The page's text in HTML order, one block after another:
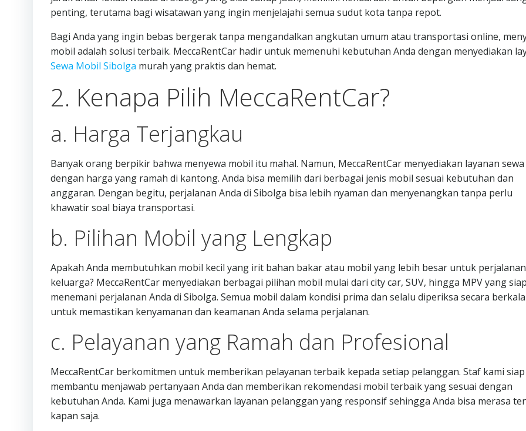
penting, terutama bagi wisatawan yang ingin menjelajahi semua sudut kota tanpa repot.
Bagi Anda yang ingin bebas bergerak tanpa mengandalkan angkutan umum atau transportasi online,
mobil adalah solusi terbaik. MeccaRentCar hadir untuk memenuhi kebutuhan Anda dengan menyediakan
Sewa Mobil Sibolga murah yang praktis dan hemat.
2. Kenapa Pilih MeccaRentCar?
a. Harga Terjangkau
Banyak orang berpikir bahwa menyewa mobil itu mahal. Namun, MeccaRentCar menyediakan layanan
dengan harga yang ramah di kantong. Anda bisa memilih dari berbagai jenis mobil sesuai kebutuhan dan
anggaran. Dengan begitu, perjalanan Anda di Sibolga bisa lebih nyaman dan menyenangkan tanpa perlu
khawatir soal biaya transportasi.
b. Pilihan Mobil yang Lengkap
Apakah Anda membutuhkan mobil kecil yang irit bahan bakar atau mobil yang lebih besar untuk perjalanan
keluarga? MeccaRentCar menyediakan berbagai pilihan mobil mulai dari city car, SUV, hingga MPV yang siap
menemani perjalanan Anda di Sibolga. Semua mobil dalam kondisi prima dan selalu diperiksa secara berkala
untuk memastikan kenyamanan dan keamanan Anda selama perjalanan.
c. Pelayanan yang Ramah dan Profesional
MeccaRentCar berkomitmen untuk memberikan pelayanan terbaik kepada setiap pelanggan. Staf kami siap
membantu menjawab pertanyaan Anda dan memberikan rekomendasi mobil terbaik yang sesuai dengan
kebutuhan Anda. Kami juga menawarkan layanan pelanggan yang responsif sehingga Anda bisa merasa
kapan saja.